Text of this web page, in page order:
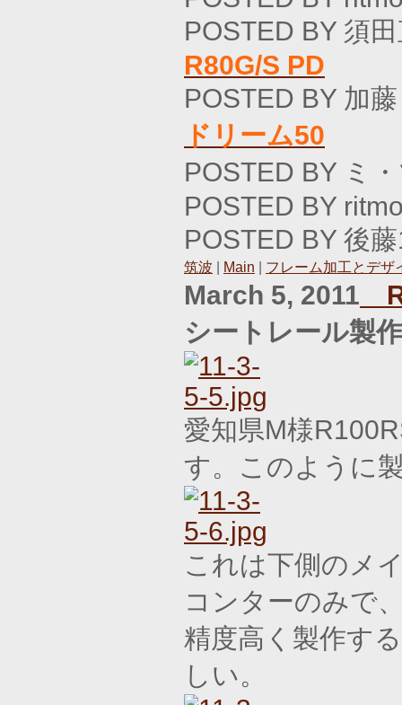
POSTED BY 須
R80G/S PD
POSTED BY 加
ドリーム50
POSTED BY ミ
POSTED BY
POSTED BY 後
筑波 Main フレーム加工とデザ
March 5, 2011
シートレール製作
愛知県M様
す。このように
これは下側のメ
コンターのみで
精度高く製作す
しい。